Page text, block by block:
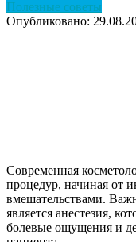
Полезные советы
Опубликовано:
Современная
процедур, начиная от
вмешательствами.
является анестезия,
болевые ощущения и